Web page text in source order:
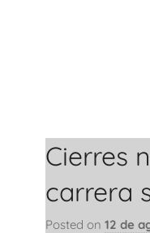
Cierres
carrera
Posted on 12 de